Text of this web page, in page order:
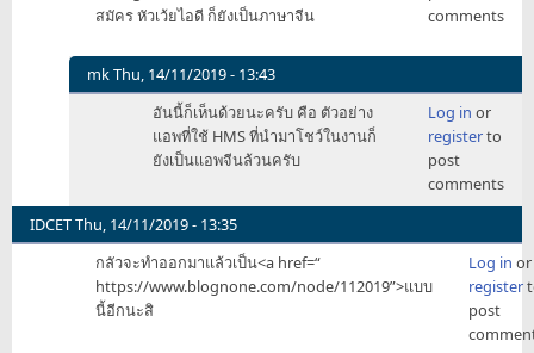
สมัคร หัวเว้ยไอดี ก็ยังเป็นภาษาจีน
comments
mkThu, 14/11/2019 - 13:43
In
สไลด์
พรี
เซ็น
by
tom789
อันนี้ก็เห็นด้วยนะครับ คือ ตัวอย่าง
แอพที่ใช้ HMS ที่นำมาโชว์ในงานก็
ยังเป็นแอพจีนล้วนครับ
Log in or
registerto
post
comments
IDCETThu, 14/11/2019 - 13:35
กลัวจะทำออกมาแล้วเป็น<a href=“
https://www.blognone.com/node/112019”>แบบ
นี้อีกนะสิ
Log in or
register
post